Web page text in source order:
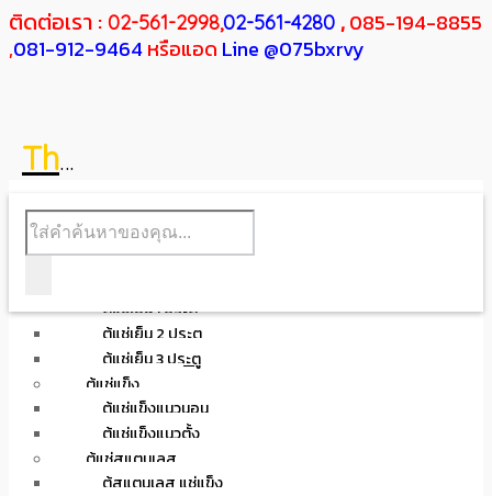
ติดต่อเรา : 02-561-2998,02-561-4280 ,085-194-8855
,081-912-9464หรือแอด Line @075bxrvy
The
HOME
ABOUT ME
สินค้า PRODUCT
ตู้แช่เย็น 1 ประตู
ตู้แช่เย็น 2 ประตู
ตู้แช่เย็น 3 ประตู
ตู้แช่แข็ง
ตู้แช่แข็งแนวนอน
ตู้แช่แข็งแนวตั้ง
ตู้แช่สแตนเลส
ตู้สแตนเลส แช่แข็ง